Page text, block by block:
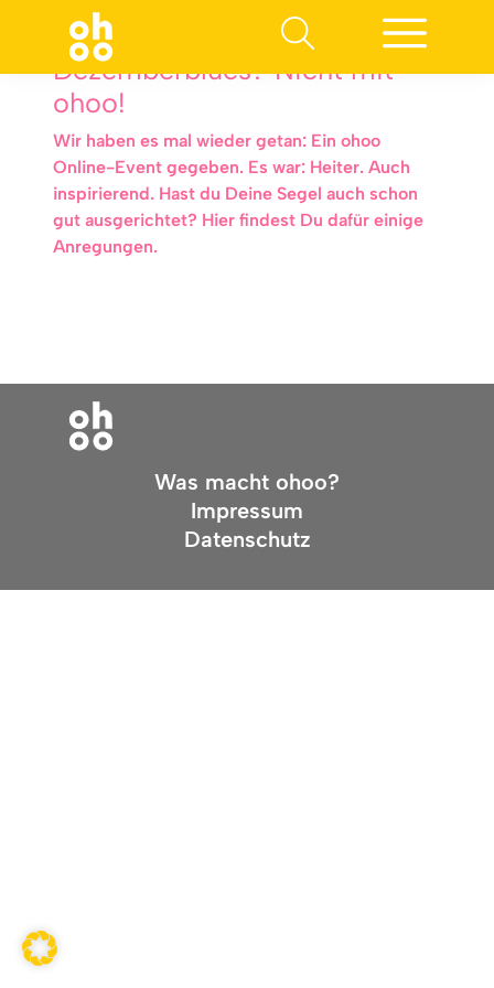
Dezemberblues? Nicht mit
ohoo!
Wir haben es mal wieder getan: Ein ohoo
Online-Event gegeben. Es war: Heiter. Auch
inspirierend. Hast du Deine Segel auch schon
gut ausgerichtet? Hier findest Du dafür einige
Anregungen.
Was macht ohoo?
Impressum
Datenschutz